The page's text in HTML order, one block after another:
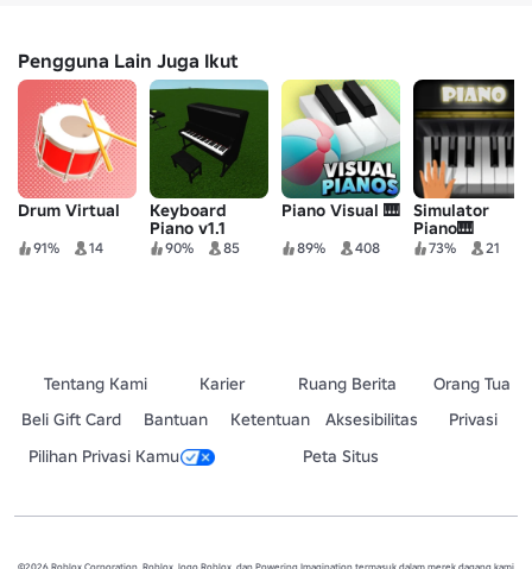
Pengguna Lain Juga Ikut
Drum Virtual
91% 14
Keyboard
Piano v1.1
90% 85
Piano Visual 🎹
89% 408
Simulator
Piano🎹
73% 21
Tentang Kami Karier Ruang Berita
Orang Tua
Beli Gift Card
Bantuan Ketentuan Aksesibilitas
Privasi
Pilihan Privasi Kamu
Peta Situs
©2026 Roblox Corporation. Roblox, logo Roblox, dan Powering Imagination termasuk dalam merek dagang kami